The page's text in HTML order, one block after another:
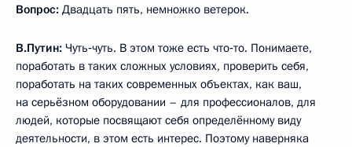
Вопрос: Двадцать пять, немножко ветерок.
В.Путин: Чуть‑чуть. В этом тоже есть что‑то. Понимаете,
поработать в таких сложных условиях, проверить себя,
поработать на таких современных объектах, как ваш,
на серьёзном оборудовании – для профессионалов, для
людей, которые посвящают себя определённому виду
деятельности, в этом есть интерес. Поэтому наверняка